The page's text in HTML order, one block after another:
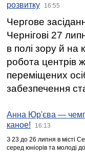
розвитку
16:55
Чергове
Чернігові 27
в полі зору й на
робота центрів
переміщених
забезпечення
Анна Юр'єва —
каное!
16:13
З 23 до 26 липня в місті
серед юніорів та молоді